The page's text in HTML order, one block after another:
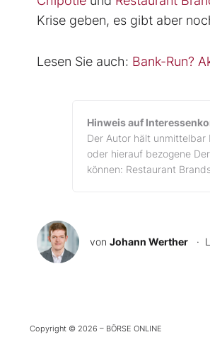
Krise geben, es gibt aber
Lesen Sie auch: Bank-Run?
Hinweis auf
Der Autor hält unmittelbar
oder hierauf bezogene
können: Restaurant
von Johann Werther ·
Copyright © 2026 – BÖRSE ONLINE